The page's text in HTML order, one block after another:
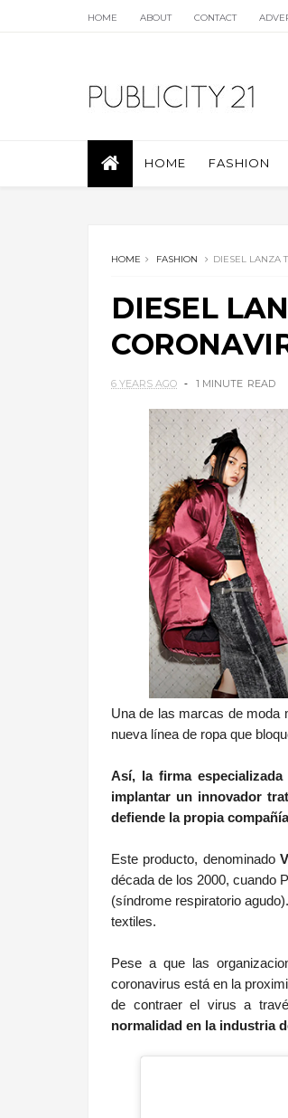
HOME ABOUT CONTACT
HOME FASHION
HOME FASHION DIESEL LANZA
DIESEL
6 YEARS AGO 1 MINUTE READ
Una de las marcas de moda
nueva línea de ropa que
Así, la firma
implantar un innovador
defiende la propia
Este producto, denominado
década de los 2000, cuando
(síndrome respiratorio
textiles.
Pese a que las
coronavirus está en la
de contraer el virus a
normalidad en la industria